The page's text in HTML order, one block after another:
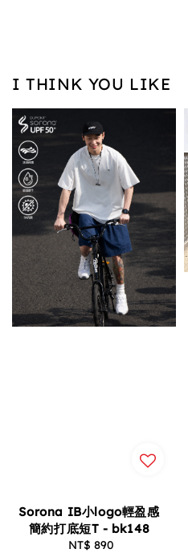
I THINK YOU LIKE
Sorona IB小logo輕盈感
簡約打底短T - bk148
Regular
NT$ 890